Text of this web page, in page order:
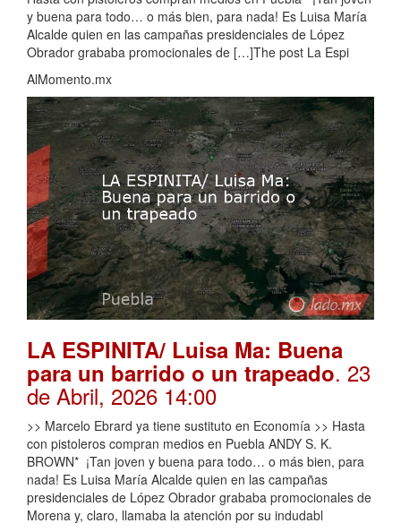
y buena para todo… o más bien, para nada! Es Luisa María
Alcalde quien en las campañas presidenciales de López
Obrador grababa promocionales de […]The post La Espi
AlMomento.mx
LA ESPINITA/ Luisa Ma: Buena
para un barrido o un trapeado. 23
de Abril, 2026 14:00
>> Marcelo Ebrard ya tiene sustituto en Economía >> Hasta
con pistoleros compran medios en Puebla ANDY S. K.
BROWN* ¡Tan joven y buena para todo… o más bien, para
nada! Es Luisa María Alcalde quien en las campañas
presidenciales de López Obrador grababa promocionales de
Morena y, claro, llamaba la atención por su indudabl